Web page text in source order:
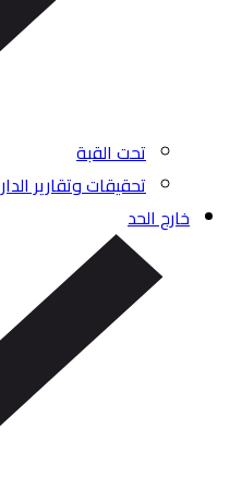
تحت القبة
تحقيقات وتقارير الدار
خارج الحد